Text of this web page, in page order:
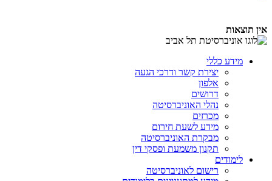
אין תוצאות
מידע כללי
יצירת קשר ודרכי הגעה
אלפון
דרושים
נהלי האוניברסיטה
מכרזים
מידע לשעת חירום
מבקרת האוניברסיטה
תקנון משמעת ופסקי דין
לימודים
רישום לאוניברסיטה